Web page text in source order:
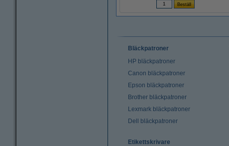
Bläckpatroner
HP bläckpatroner
Canon bläckpatroner
Epson bläckpatroner
Brother bläckpatroner
Lexmark bläckpatroner
Dell bläckpatroner
Etikettskrivare